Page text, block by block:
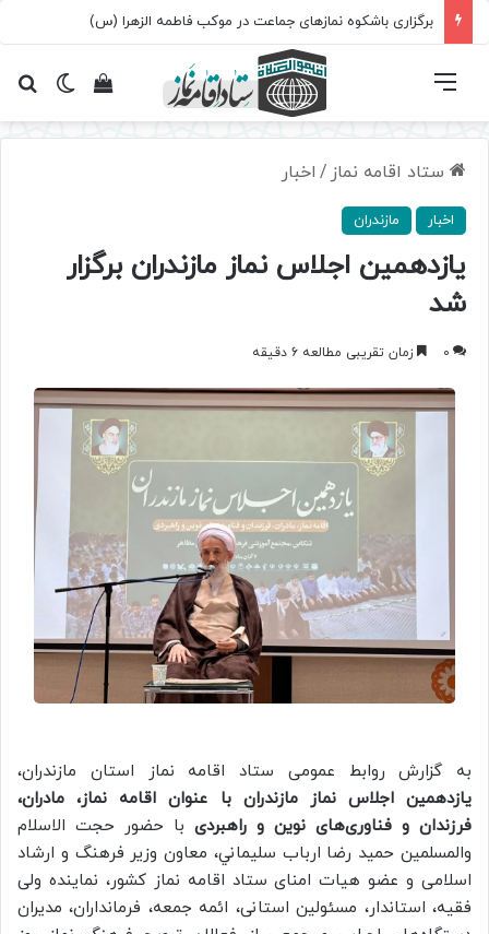
تغییرمشاهده فهرست
ستاد اقامه نماز / اخبار
اخبار مازندران
یازدهمین اجلاس نماز مازندران برگزار
شد
0 زمان تقریبی مطالعه 6 دقیقه
به گزارش روابط عمومی ستاد اقامه نماز استان مازندران،
یازدهمین اجلاس نماز مازندران با عنوان اقامه نماز، مادران،
فرزندان و فناوری‌های نوین و راهبردی با حضور حجت الاسلام
والمسلمين حمید رضا ارباب سليماني، معاون وزیر فرهنگ و ارشاد
اسلامی و عضو هیات امنای ستاد اقامه نماز کشور، نماینده ولی
فقیه، استاندار، مسئولین استانی، ائمه جمعه، فرمانداران، مدیران